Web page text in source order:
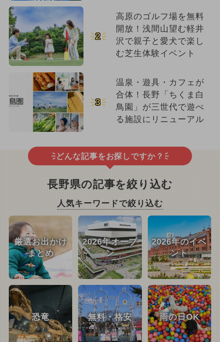
2
高原のゴルフ場を無料
開放！浅間山望む軽井
沢で親子と愛犬で楽し
む芝生体験イベント
3
温泉・遊具・カフェが
合体！長野「ちくま白
鳥園」が三世代で遊べ
る施設にリニューアル
どんな記事をお探しですか？
長野県の記事を絞り込む
人気キーワードで絞り込む
厳選お出かけ
まとめ
2026年オープ
ン
2026年のイベ
ント
恐竜 無料・格安 雨の日OK